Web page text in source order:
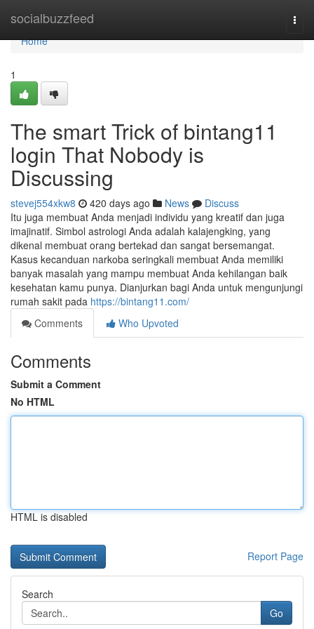
socialbuzzfeed
Home
Home
1
The smart Trick of bintang11
login That Nobody is
Discussing
stevej554xkw8 420 days ago News
Discuss
Itu juga membuat Anda menjadi individu yang kreatif dan juga
imajinatif. Simbol astrologi Anda adalah kalajengking, yang
dikenal membuat orang bertekad dan sangat bersemangat.
Kasus kecanduan narkoba seringkali membuat Anda memiliki
banyak masalah yang mampu membuat Anda kehilangan baik
kesehatan kamu punya. Dianjurkan bagi Anda untuk mengunjungi
rumah sakit pada https://bintang11.com/
Comments
Who Upvoted
Comments
Submit a Comment
No HTML
HTML is disabled
Report Page
Search
Go